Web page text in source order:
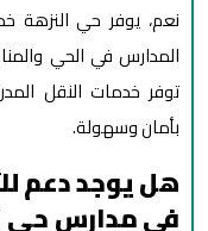
نعم، يوفر حي النزهة
المدارس في الحي
توفر خدمات النقل
بأمان وسهولة.
هل يوجد دعم
في مدارس حي